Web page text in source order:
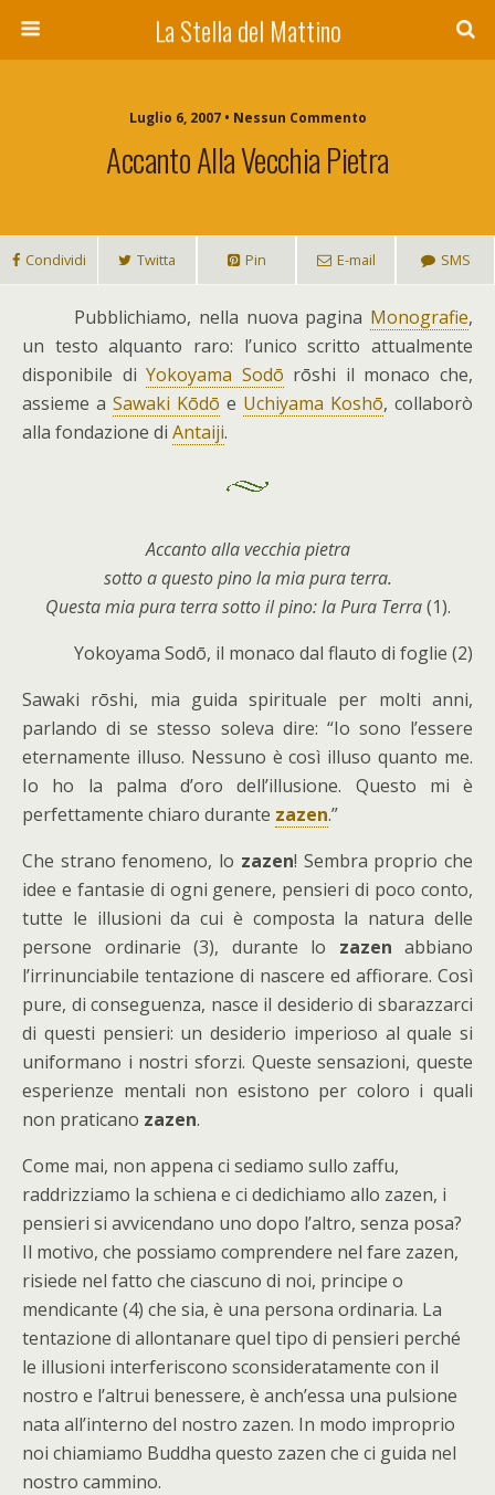
La Stella del Mattino
Luglio 6, 2007 • Nessun Commento
Accanto Alla Vecchia Pietra
Condividi Twitta Pin E-mail SMS
Pubblichiamo, nella nuova pagina Monografie,
un testo alquanto raro: l’unico scritto attualmente
disponibile diYokoyama Sodō rōshi il monaco che,
assieme a Sawaki Kōdō e Uchiyama Koshō, collaborò
alla fondazione di Antaiji.
Accanto alla vecchia pietra
sotto a questo pino la mia pura terra.
Questa mia pura terra sotto il pino: la Pura Terra(1).
Yokoyama Sodō, il monaco dal flauto di foglie (2)
Sawaki rōshi, mia guida spirituale per molti anni,
parlando di se stesso soleva dire: “Io sono l’essere
eternamente illuso. Nessuno è così illuso quanto me.
Io ho la palma d’oro dell’illusione. Questo mi è
perfettamente chiaro durante zazen.”
Che strano fenomeno, lo zazen! Sembra proprio che
idee e fantasie di ogni genere, pensieri di poco conto,
tutte le illusioni da cui è composta la natura delle
persone ordinarie (3), durante lo zazen abbiano
l’irrinunciabile tentazione di nascere ed affiorare. Così
pure, di conseguenza, nasce il desiderio di sbarazzarci
di questi pensieri: un desiderio imperioso al quale si
uniformano i nostri sforzi. Queste sensazioni, queste
esperienze mentali non esistono per coloro i quali
non praticano zazen.
Come mai, non appena ci sediamo sullo zaffu,
raddrizziamo la schiena e ci dedichiamo allo zazen, i
pensieri si avvicendano uno dopo l’altro, senza posa?
Il motivo, che possiamo comprendere nel fare zazen,
risiede nel fatto che ciascuno di noi, principe o
mendicante (4) che sia, è una persona ordinaria. La
tentazione di allontanare quel tipo di pensieri perché
le illusioni interferiscono sconsideratamente con il
nostro e l’altrui benessere, è anch’essa una pulsione
nata all’interno del nostro zazen. In modo improprio
noi chiamiamo Buddha questo zazen che ci guida nel
nostro cammino.